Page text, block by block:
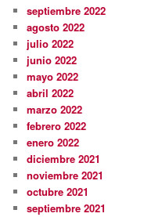
septiembre 2022
agosto 2022
julio 2022
junio 2022
mayo 2022
abril 2022
marzo 2022
febrero 2022
enero 2022
diciembre 2021
noviembre 2021
octubre 2021
septiembre 2021